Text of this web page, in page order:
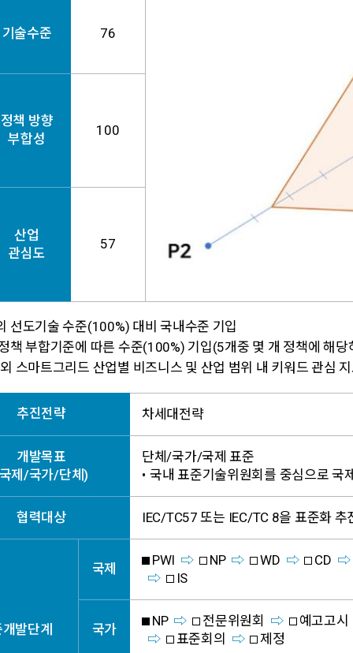
기술수준 76
정책 방향
부합성
100
산업
관심도
57
선도기술 수준(100%) 대비 국내수준 기입
책 부합기준에 따른 수준(100%) 기입(5개중 몇 개 정책에 해당
스마트그리드 산업별 비즈니스 및 산업 범위 내 키워드 관심
추진전략 차세대전략
개발목표
제/국가/단체)
단체/국가/국제 표준
• 국내 표준기술위원회를 중심으로 국
협력대상 IEC/TC57 또는 IEC/TC 8을 표준화 추
발단계
국제
PWI NP WD
CD
IS
국가
NP 전문위원회
예고고시
표준회의
제정